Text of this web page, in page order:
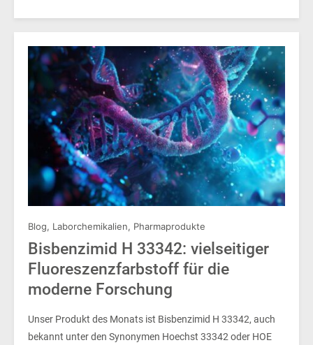
Blog, Laborchemikalien, Pharmaprodukte
Bisbenzimid H 33342: vielseitiger
Fluoreszenzfarbstoff für die
moderne Forschung
Unser Produkt des Monats ist Bisbenzimid H 33342, auch
bekannt unter den Synonymen Hoechst 33342 oder HOE